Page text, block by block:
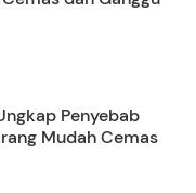
Penyebab
Mudah Cemas